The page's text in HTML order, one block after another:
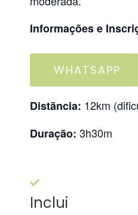
Informações e
WHATSAPP
Distãncia: 12km
Duração: 3h30m
Inclui